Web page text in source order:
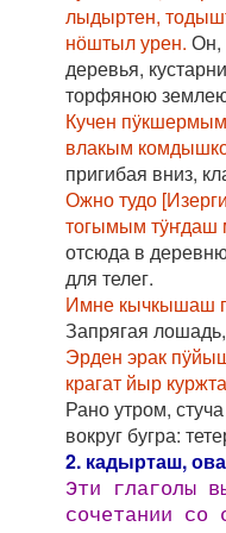
лыдыртен,
нӧштыл урен. Он,
деревья,
торфяною
Кучен
влакым
пригибая вниз,
Ожно тудо
тогымым тӱҥдаш
отсюда в
для телег.
Имне кычкышаш
Запрягая лошадь,
Эрден эрак
крагат йыр
Рано утром,
вокруг бугра:
2. кадырташ,
Эти глаголы
сочетании со